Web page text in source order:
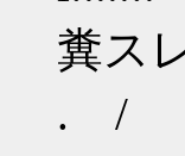
糞ス
. /